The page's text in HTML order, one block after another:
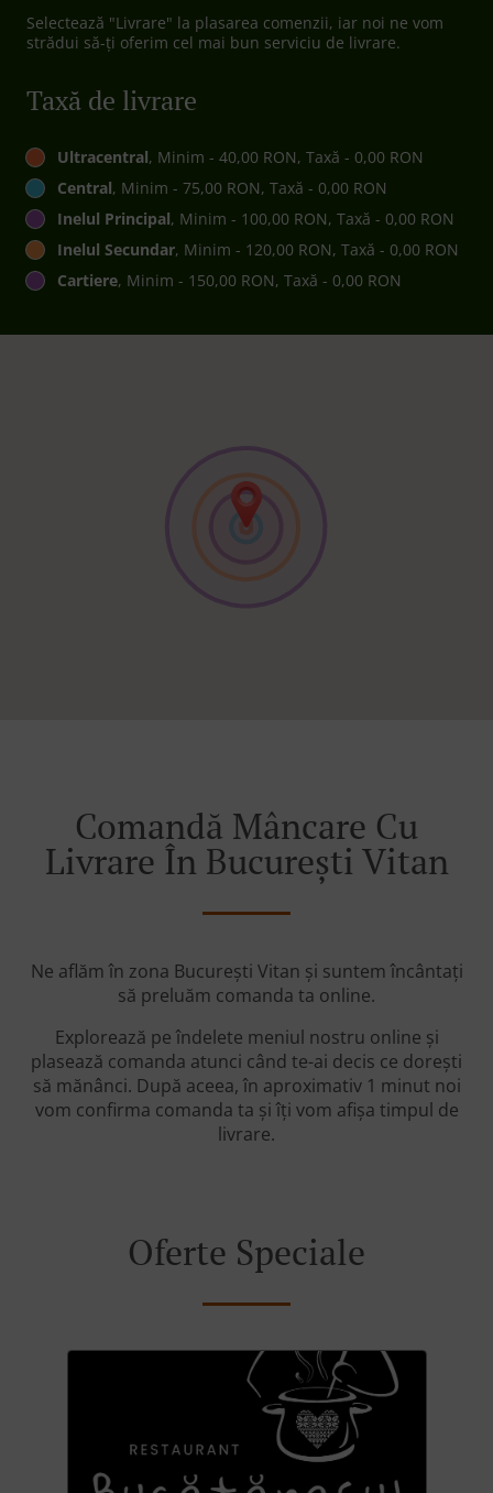
Selectează "Livrare" la plasarea comenzii, iar noi ne vom
strădui să-ți oferim cel mai bun serviciu de livrare.
Taxă de livrare
Ultracentral, Minim - 40,00 RON, Taxă - 0,00 RON
Central, Minim - 75,00 RON, Taxă - 0,00 RON
Inelul Principal, Minim - 100,00 RON, Taxă - 0,00 RON
Inelul Secundar, Minim - 120,00 RON, Taxă - 0,00 RON
Cartiere, Minim - 150,00 RON, Taxă - 0,00 RON
Comandă Mâncare Cu
Livrare În București Vitan
Ne aflăm în zona București Vitan și suntem încântați
să preluăm comanda ta online.
Explorează pe îndelete meniul nostru online și
plasează comanda atunci când te-ai decis ce dorești
să mănânci. După aceea, în aproximativ 1 minut noi
vom confirma comanda ta și îți vom afișa timpul de
livrare.
Oferte Speciale